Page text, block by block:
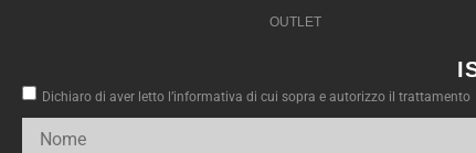
OUTLET
Dichiaro di aver letto l’informativa di cui sopra e autorizzo il trattamento